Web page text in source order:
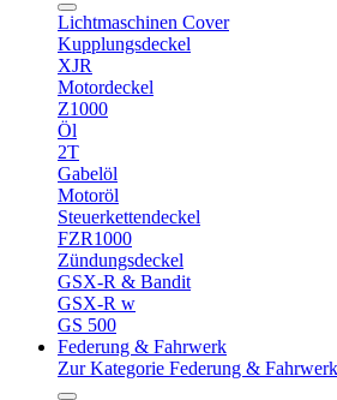
Lichtmaschinen Cover
Kupplungsdeckel
XJR
Motordeckel
Z1000
Öl
2T
Gabelöl
Motoröl
Steuerkettendeckel
FZR1000
Zündungsdeckel
GSX-R & Bandit
GSX-R w
GS 500
Federung & Fahrwerk
Zur Kategorie Federung & Fahrwerk